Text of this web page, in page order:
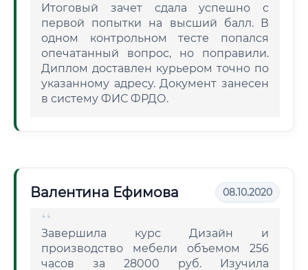
Итоговый зачет сдала успешно с
первой попытки на высший балл. В
одном контрольном тесте попался
опечатанный вопрос, но поправили.
Диплом доставлен курьером точно по
указанному адресу. Документ занесен
в систему ФИС ФРДО.
Валентина Ефимова 08.10.2020
Завершила курс Дизайн и
производство мебели объемом 256
часов за 28000 руб. Изучила